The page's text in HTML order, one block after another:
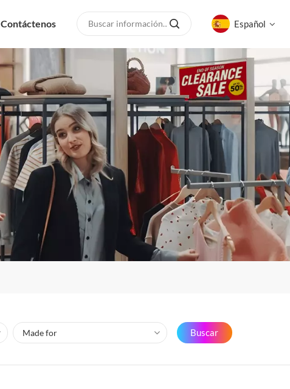
Contáctenos Español
English
русский
español
العربية
Buscar